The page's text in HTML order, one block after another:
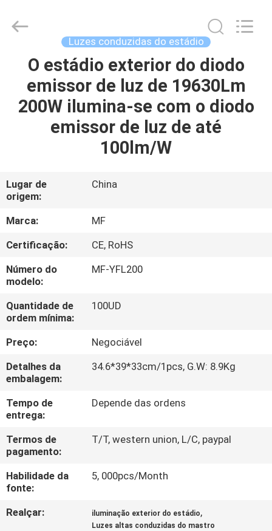
CASA
PRODUTOS
QUEM
SOMOS
EXCURSÃO
DA
FÁBRICA
CONTROLE
DA
QUALIDADE
CONTACTE-
NOS
PEÇA
UMAS
Ming
Luzes conduzidas do estádio
O estádio exterior do diodo
emissor de luz de 19630Lm
200W ilumina-se com o diodo
emissor de luz de até
100lm/W
Lugar de
origem:
China
Marca:
MF
Certificação:
CE, RoHS
Número do
modelo:
MF-YFL200
Quantidade de
ordem mínima:
100UD
Preço:
Negociável
Detalhes da
embalagem:
34.6*39*33cm/1pcs, G.W: 8.9Kg
Tempo de
entrega:
Depende das ordens
Termos de
pagamento:
T/T, western union, L/C, paypal
Habilidade da
fonte:
5, 000pcs/Month
Realçar: iluminação exterior do estádio,
Luzes altas conduzidas do mastro